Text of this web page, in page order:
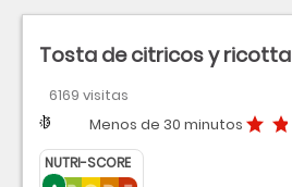
Tosta de citricos y ricotta
6169 visitas
Dificultad
Tiempo Menos de 30 minutos
Precio bajo
NUTRI-SCORE